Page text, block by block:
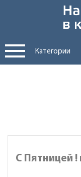
Категории
С Пятницей !